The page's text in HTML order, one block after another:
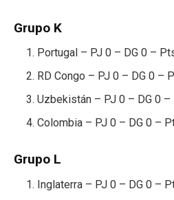
Grupo K
Portugal – PJ 0 – DG 0 –
RD Congo – PJ 0 – DG 0 –
Uzbekistán – PJ 0 – DG 0 –
Colombia – PJ 0 – DG 0 –
Grupo L
Inglaterra – PJ 0 – DG 0 –